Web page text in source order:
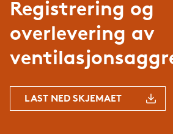
Registrering og
overlevering av
LAST NED SKJEMAET